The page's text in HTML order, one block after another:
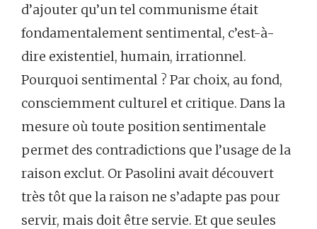
d’ajouter qu’un tel communisme était
fondamentalement sentimental, c’est-à-
dire existentiel, humain, irrationnel.
Pourquoi sentimental ? Par choix, au fond,
consciemment culturel et critique. Dans la
mesure où toute position sentimentale
permet des contradictions que l’usage de la
raison exclut. Or Pasolini avait découvert
très tôt que la raison ne s’adapte pas pour
servir, mais doit être servie. Et que seules